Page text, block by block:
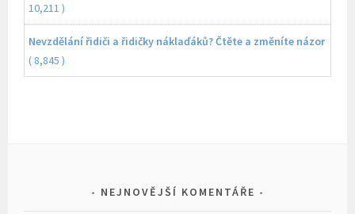
10,211 )
Nevzdělání řidiči a řidičky náklaďáků? Čtěte a změníte názor
( 8,845 )
NEJNOVĚJŠÍ KOMENTÁŘE